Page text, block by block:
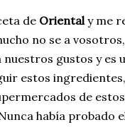
de Orientaly me
no se a
gustos y es
estos ingredientes,
de estos
había probado